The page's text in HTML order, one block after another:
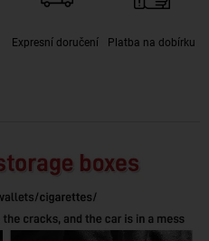
Expresní doručení Platba na dobírku